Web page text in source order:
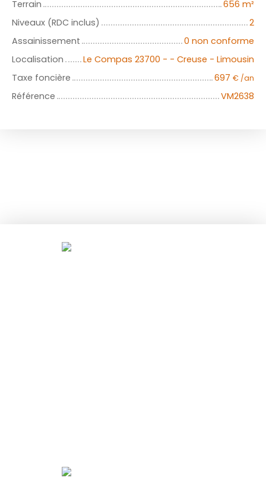
Terrain
656 m²
Niveaux (RDC inclus)
2
Assainissement
0 non conforme
Localisation
Le Compas 23700 - - Creuse - Limousin
Taxe foncière
697 € /an
Référence VM2638